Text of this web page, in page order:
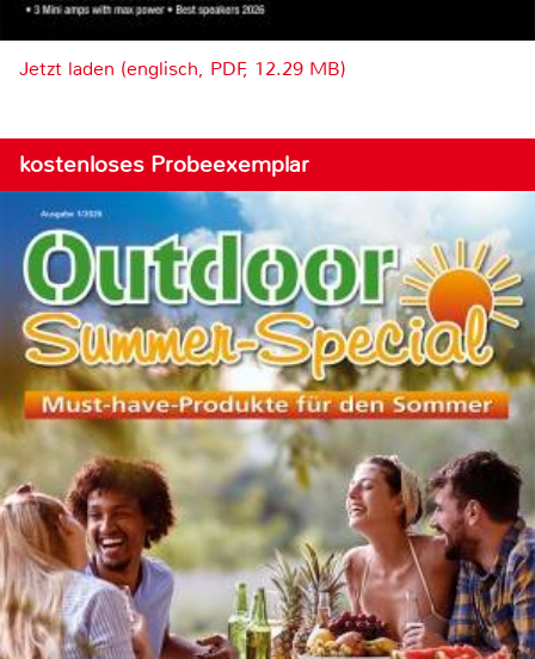
Jetzt laden (englisch, PDF, 12.29 MB)
kostenloses Probeexemplar